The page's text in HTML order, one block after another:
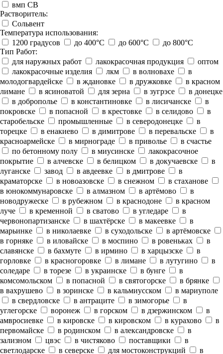
вмп СВ
Растворитель:
Сольвент
Температура использования:
1200 градусов
до 400°C до 600°C
до 800°C
Тип Работ:
для наружных работ
лакокрасочная продукция
оптом
лакокрасочные изделия
лкм в волновахе
в
молодогвардейске
в ждановке в дружковке
в красном
лимане
в ясиноватой для зерна в зугрэсе
в донецке
в доброполье
в константиновке в лисичанске
в
покровске
в попасной в крестовке в селидово
в
старобельске
промышленные в северодонецке
в
торецке
в енакиево в димитрове в перевальске
в
красноармейске
в мирнограде в приволье
в счастье
по бетонному полу
в миусинске
лакокрасочное
покрытие
в алчевске в белицком в докучаевске
в
луганске
завод в авдеевке в дмитрове
в
краматорске
в новоазовске в снежном
в стаханове
в юнокоммунаровске
в алмазном в артёмово
в
новодружеске
в рубежном в краснодоне
в красном
луче
в кременной в сватово в угледаре
в
червонопартизанске
в шахтёрске в макеевке
в
марьинке
в николаевке в суходольске
в артёмовске
в горняке
в иловайске в моспино в ровеньках
в
славянске
в бахмуте в ирмино в харцызске
в
горловке
в красногоровке в лимане в лутугино
в
соледаре
в торезе в украинске в бунге
в
комсомольском
в попасной в святогорске
в брянке
в вахрушево
в зоринске в кальмиусском
в мариуполе
в свердловске
в антраците в зимогорье
в
углегорске
воронеж в горском в дзержинском
в
амвросиевке
в кировске в кировском в курахово
в
первомайске
в родинском в александровске
в
зализном
цвэс в чистяково поставщики
в
светлодарске
в северске для мостоконструкций в